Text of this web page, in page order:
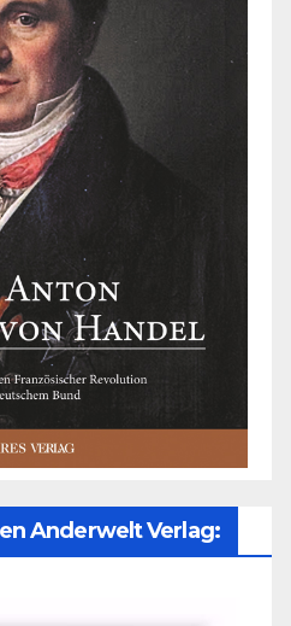
Anderwelt Verlag: